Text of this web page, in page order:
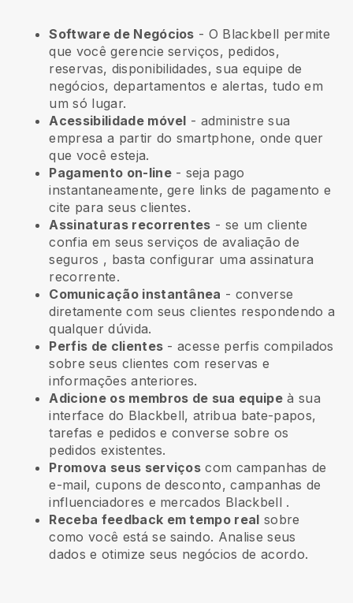
Software de Negócios - O Blackbell permite
que você gerencie serviços, pedidos,
reservas, disponibilidades, sua equipe de
negócios, departamentos e alertas, tudo em
um só lugar.
Acessibilidade móvel - administre sua
empresa a partir do smartphone, onde quer
que você esteja.
Pagamento on-line- seja pago
instantaneamente, gere links de pagamento e
cite para seus clientes.
Assinaturas recorrentes - se um cliente
confia em seus serviços de avaliação de
seguros , basta configurar uma assinatura
recorrente.
Comunicação instantânea - converse
diretamente com seus clientes respondendo a
qualquer dúvida.
Perfis de clientes - acesse perfis compilados
sobre seus clientes com reservas e
informações anteriores.
Adicione os membros de sua equipeà sua
interface do Blackbell, atribua bate-papos,
tarefas e pedidos e converse sobre os
pedidos existentes.
Promova seus serviços com campanhas de
e-mail, cupons de desconto, campanhas de
influenciadores e mercados Blackbell .
Receba feedback em tempo real sobre
como você está se saindo. Analise seus
dados e otimize seus negócios de acordo.